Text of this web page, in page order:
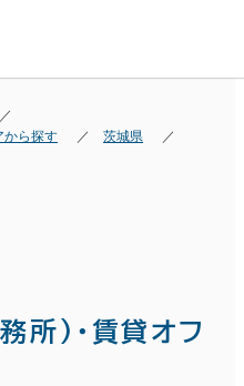
から探す
茨城県
所)・賃貸オフ